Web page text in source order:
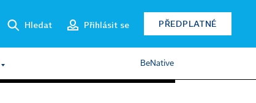
Hledat Přihlásit se PŘEDPLATNÉ
BeNative